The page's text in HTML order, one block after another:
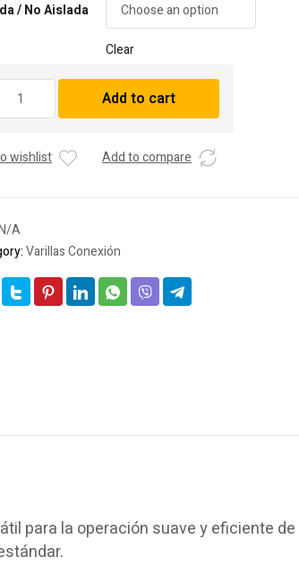
/ No Aislada
Clear
Add to cart
wishlist Add to compare
A
Varillas Conexión
para la operación suave y eficiente